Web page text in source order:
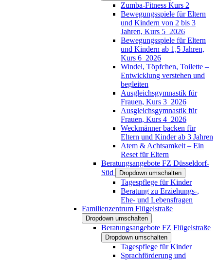
Zumba-Fitness Kurs 2
Bewegungsspiele für Eltern
und Kindern von 2 bis 3
Jahren, Kurs 5_2026
Bewegungsspiele für Eltern
und Kindern ab 1,5 Jahren,
Kurs 6_2026
Windel, Töpfchen, Toilette –
Entwicklung verstehen und
begleiten
Ausgleichsgymnastik für
Frauen, Kurs 3_2026
Ausgleichsgymnastik für
Frauen, Kurs 4_2026
Weckmänner backen für
Eltern und Kinder ab 3 Jahren
Atem & Achtsamkeit – Ein
Reset für Eltern
Beratungsangebote FZ Düsseldorf-
Süd
Dropdown umschalten
Tagespflege für Kinder
Beratung zu Erziehungs-,
Ehe- und Lebensfragen
Familienzentrum Flügelstraße
Dropdown umschalten
Beratungsangebote FZ Flügelstraße
Dropdown umschalten
Tagespflege für Kinder
Sprachförderung und